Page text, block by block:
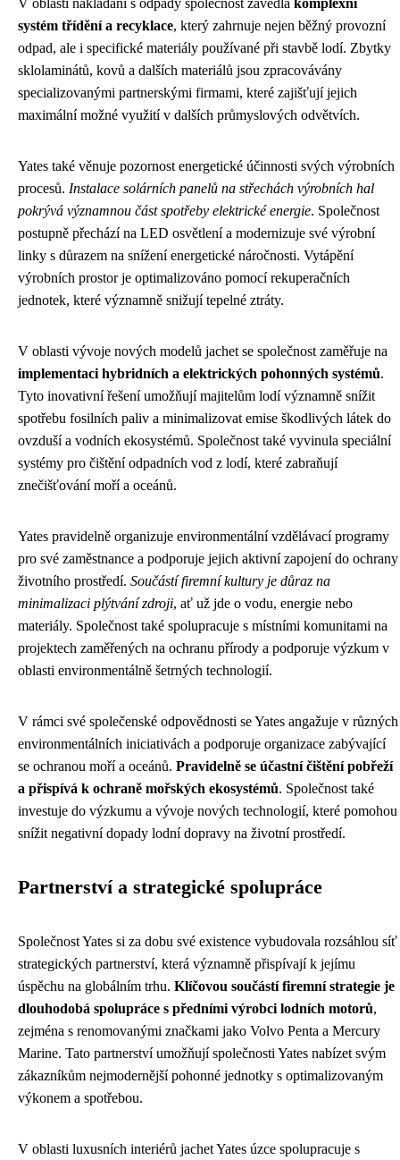
V oblasti nakládání s odpady společnost zavedla komplexní
systém třídění a recyklace, který zahrnuje nejen běžný provozní
odpad, ale i specifické materiály používané při stavbě lodí. Zbytky
sklolaminátů, kovů a dalších materiálů jsou zpracovávány
specializovanými partnerskými firmami, které zajišťují jejich
maximální možné využití v dalších průmyslových odvětvích.
Yates také věnuje pozornost energetické účinnosti svých výrobních
procesů. Instalace solárních panelů na střechách výrobních hal
pokrývá významnou část spotřeby elektrické energie. Společnost
postupně přechází na LED osvětlení a modernizuje své výrobní
linky s důrazem na snížení energetické náročnosti. Vytápění
výrobních prostor je optimalizováno pomocí rekuperačních
jednotek, které významně snižují tepelné ztráty.
V oblasti vývoje nových modelů jachet se společnost zaměřuje na
implementaci hybridních a elektrických pohonných systémů.
Tyto inovativní řešení umožňují majitelům lodí významně snížit
spotřebu fosilních paliv a minimalizovat emise škodlivých látek do
ovzduší a vodních ekosystémů. Společnost také vyvinula speciální
systémy pro čištění odpadních vod z lodí, které zabraňují
znečišťování moří a oceánů.
Yates pravidelně organizuje environmentální vzdělávací programy
pro své zaměstnance a podporuje jejich aktivní zapojení do ochrany
životního prostředí. Součástí firemní kultury je důraz na
minimalizaci plýtvání zdroji, ať už jde o vodu, energie nebo
materiály. Společnost také spolupracuje s místními komunitami na
projektech zaměřených na ochranu přírody a podporuje výzkum v
oblasti environmentálně šetrných technologií.
V rámci své společenské odpovědnosti se Yates angažuje v různých
environmentálních iniciativách a podporuje organizace zabývající
se ochranou moří a oceánů. Pravidelně se účastní čištění pobřeží
a přispívá k ochraně mořských ekosystémů. Společnost také
investuje do výzkumu a vývoje nových technologií, které pomohou
snížit negativní dopady lodní dopravy na životní prostředí.
Partnerství a strategické spolupráce
Společnost Yates si za dobu své existence vybudovala rozsáhlou síť
strategických partnerství, která významně přispívají k jejímu
úspěchu na globálním trhu. Klíčovou součástí firemní strategie je
dlouhodobá spolupráce s předními výrobci lodních motorů,
zejména s renomovanými značkami jako Volvo Penta a Mercury
Marine. Tato partnerství umožňují společnosti Yates nabízet svým
zákazníkům nejmodernější pohonné jednotky s optimalizovaným
výkonem a spotřebou.
V oblasti luxusních interiérů jachet Yates úzce spolupracuje s